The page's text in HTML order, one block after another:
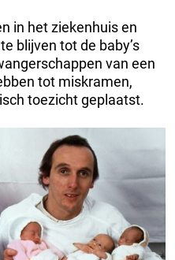
in het ziekenhuis en
blijven tot de baby’s
van een
tot miskramen,
toezicht geplaatst.